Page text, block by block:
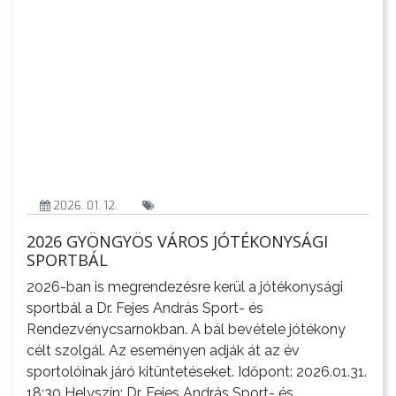
AZ
A
KÉPVISELŐ-
TESTÜLET
2026. 01. 12.
2026 GYÖNGYÖS VÁROS JÓTÉKONYSÁGI
SPORTBÁL
2026-ban is megrendezésre kerül a jótékonysági
sportbál a Dr. Fejes András Sport- és
Rendezvénycsarnokban. A bál bevétele jótékony
célt szolgál. Az eseményen adják át az év
sportolóinak járó kitüntetéseket. Időpont: 2026.01.31.